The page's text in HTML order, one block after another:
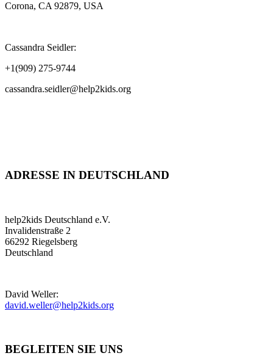
Corona, CA 92879, USA
Cassandra Seidler:
+1(909) 275-9744
cassandra.seidler@help2kids.org
ADRESSE IN DEUTSCHLAND
help2kids Deutschland e.V.
Invalidenstraße 2
66292 Riegelsberg
Deutschland
David Weller:
david.weller@help2kids.org
BEGLEITEN SIE UNS